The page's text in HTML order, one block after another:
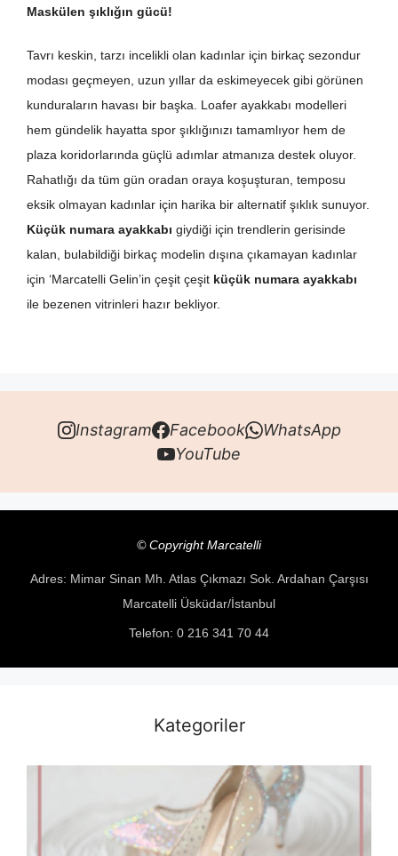
Maskülen şıklığın gücü!
Tavrı keskin, tarzı incelikli olan kadınlar için birkaç sezondur
modası geçmeyen, uzun yıllar da eskimeyecek gibi görünen
kunduraların havası bir başka. Loafer ayakkabı modelleri
hem gündelik hayatta spor şıklığınızı tamamlıyor hem de
plaza koridorlarında güçlü adımlar atmanıza destek oluyor.
Rahatlığı da tüm gün oradan oraya koşuşturan, temposu
eksik olmayan kadınlar için harika bir alternatif şıklık sunuyor.
Küçük numara ayakkabı giydiği için trendlerin gerisinde
kalan, bulabildiği birkaç modelin dışına çıkamayan kadınlar
için ‘Marcatelli Gelin’in çeşit çeşit küçük numara ayakkabı
ile bezenen vitrinleri hazır bekliyor.
Instagram Facebook
WhatsApp
YouTube
© Copyright Marcatelli
Adres: Mimar Sinan Mh. Atlas Çıkmazı Sok. Ardahan Çarşısı
Marcatelli Üsküdar/İstanbul
Telefon: 0 216 341 70 44
Kategoriler